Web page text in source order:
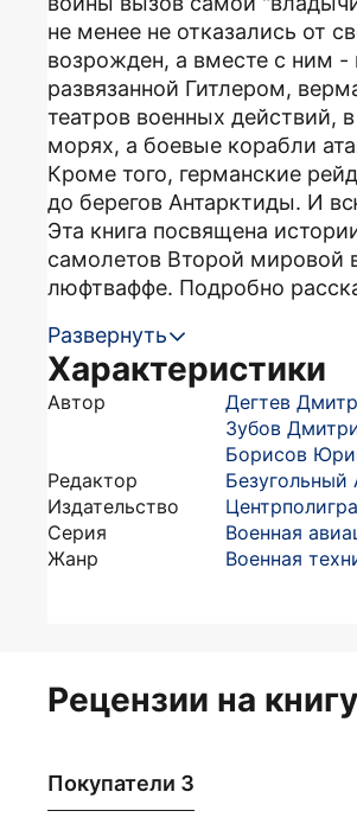
не менее не отказались от
возрожден, а вместе с ним
развязанной Гитлером,
театров военных
морях, а боевые корабли
Кроме того, германские
до берегов Антарктиды. И
Эта книга посвящена
самолетов Второй мировой
люфтваффе. Подробно
Развернуть
Характеристики
Автор Дегтев
Зубов
Борисов
Редактор
Издательство
Серия
Военная
Жанр
Военная
Рецензии на книгу
Покупатели 3